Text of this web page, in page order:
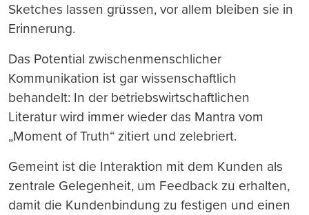
Sketches lassen grüssen, vor allem bleiben sie in
Erinnerung.
Das Potential zwischenmenschlicher
Kommunikation ist gar wissenschaftlich
behandelt: In der betriebswirtschaftlichen
Literatur wird immer wieder das Mantra vom
„Moment of Truth“ zitiert und zelebriert.
Gemeint ist die Interaktion mit dem Kunden als
zentrale Gelegenheit, um Feedback zu erhalten,
damit die Kundenbindung zu festigen und einen